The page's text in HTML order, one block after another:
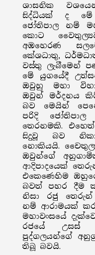
ශාසනික
සිද්ධියක් ද
ජෝතිපාල නම්
කොට
අඹහෙරණ
කේශධාතු,
වස්තු ලැබීමෙන්
මේ යුගයේදී
ඔවුහු මහා
ඔවුන් මර්දනය
බව මෙයින්
පරිදි
තෙරනමකි.
සිදුවූ බව
නොකියයි.
ඔවුන්ගේ
ආදිපාදයෙක්
එකෙණෙහිම
බවත් පහර දීම
නිසා රජු තෙරුන්
නම් ආරාමයක්
මහාවංසයේ
රජයේ උසස්
පුද්ගලයන්ගේ
තිබූ බවයි.